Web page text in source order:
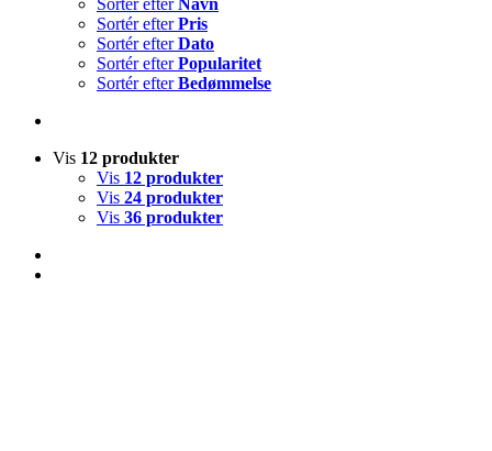
Sortér efterNavn
Sortér efterPris
Sortér efterDato
Sortér efterPopularitet
Sortér efterBedømmelse
Vis 12 produkter
Vis 12 produkter
Vis 24 produkter
Vis 36 produkter